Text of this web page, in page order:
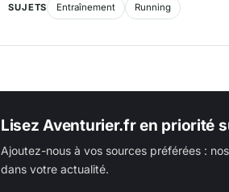
SUJETS Entraînement Running
Lisez Aventurier.fr en priorité
Ajoutez-nous à vos sources préférées :
dans votre actualité.